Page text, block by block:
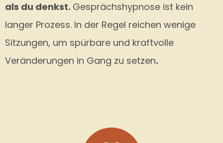
als du denkst. Gesprächshypnose ist kein
langer Prozess. In der Regel reichen wenige
Sitzungen, um spürbare und kraftvolle
Veränderungen in Gang zu setzen.